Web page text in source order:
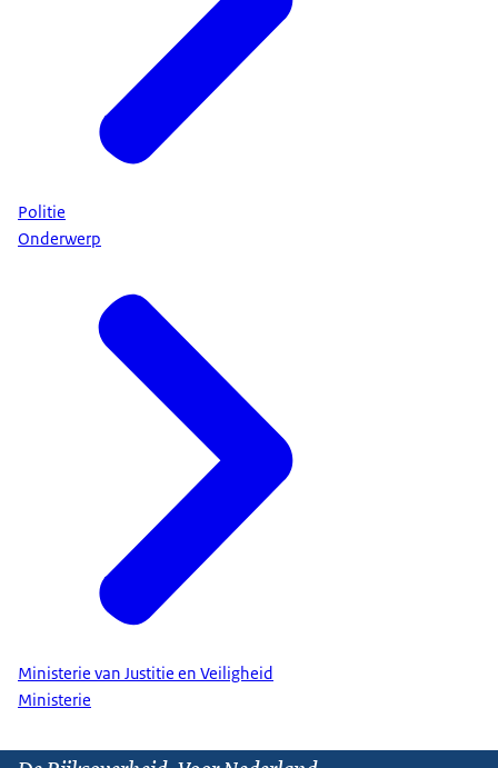
Politie
Onderwerp
Ministerie van Justitie en Veiligheid
Ministerie